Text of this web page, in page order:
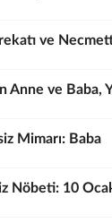
ve
Anne ve
Mimarı: Baba
Nöbeti: 10